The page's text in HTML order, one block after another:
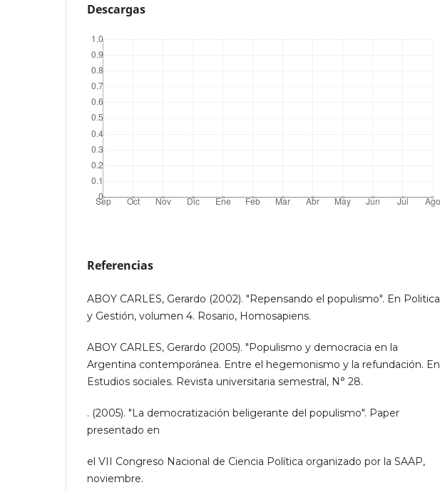
Descargas
Referencias
ABOY CARLES, Gerardo (2002). "Repensando el populismo". En Politica
y Gestión, volumen 4. Rosario, Homosapiens.
ABOY CARLES, Gerardo (2005). "Populismo y democracia en la
Argentina contemporánea. Entre el hegemonismo y la refundación. En
Estudios sociales. Revista universitaria semestral, N° 28.
. (2005). "La democratización beligerante del populismo". Paper
presentado en
el VII Congreso Nacional de Ciencia Política organizado por la SAAP,
noviembre.